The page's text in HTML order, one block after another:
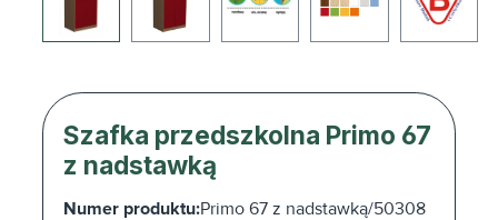
Szafka przedszkolna Primo 67
z nadstawką
Numer produktu:Primo 67 z nadstawką/50308